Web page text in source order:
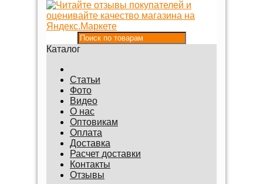
Каталог
Статьи
Фото
Видео
О нас
Оптовикам
Оплата
Доставка
Расчет доставки
Контакты
Отзывы